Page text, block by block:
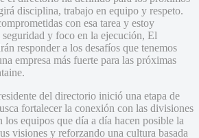
disciplina, trabajo en equipo y respeto.
con esa tarea y estoy
y foco en la ejecución, El
responder a los desafíos que tenemos
empresa más fuerte para las próximas
del directorio inició una etapa de
fortalecer la conexión con las divisiones
equipos que día a día hacen posible la
visiones y reforzando una cultura basada